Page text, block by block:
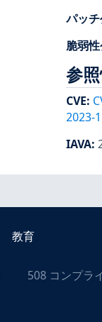
パッ
脆弱
参
CVE:
2023-
IAVA:
教育
508 コンプラ